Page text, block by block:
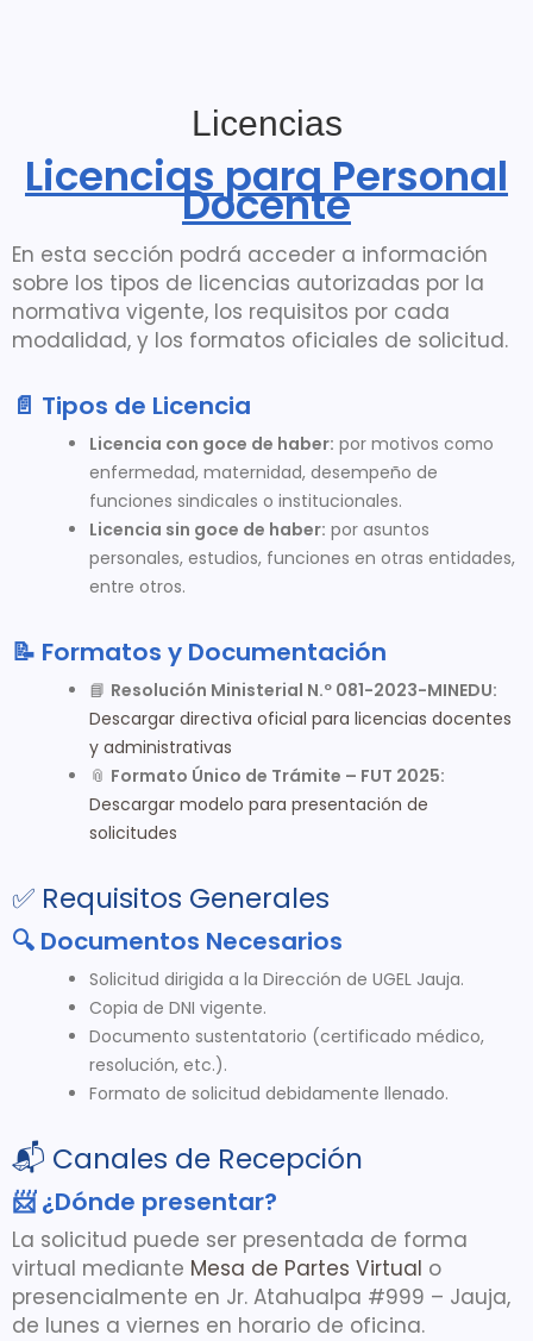
Licencias
Licencias para Personal
Docente
En esta sección podrá acceder a información
sobre los tipos de licencias autorizadas por la
normativa vigente, los requisitos por cada
modalidad, y los formatos oficiales de solicitud.
📄 Tipos de Licencia
Licencia con goce de haber: por motivos como
enfermedad, maternidad, desempeño de
funciones sindicales o institucionales.
Licencia sin goce de haber: por asuntos
personales, estudios, funciones en otras entidades,
entre otros.
📝 Formatos y Documentación
📘 Resolución Ministerial N.º 081-2023-MINEDU:
Descargar directiva oficial para licencias docentes
y administrativas
📎 Formato Único de Trámite – FUT 2025:
Descargar modelo para presentación de
solicitudes
✅ Requisitos Generales
🔍 Documentos Necesarios
Solicitud dirigida a la Dirección de UGEL Jauja.
Copia de DNI vigente.
Documento sustentatorio (certificado médico,
resolución, etc.).
Formato de solicitud debidamente llenado.
📬 Canales de Recepción
📨 ¿Dónde presentar?
La solicitud puede ser presentada de forma
virtual mediante Mesa de Partes Virtual o
presencialmente en Jr. Atahualpa #999 – Jauja,
de lunes a viernes en horario de oficina.